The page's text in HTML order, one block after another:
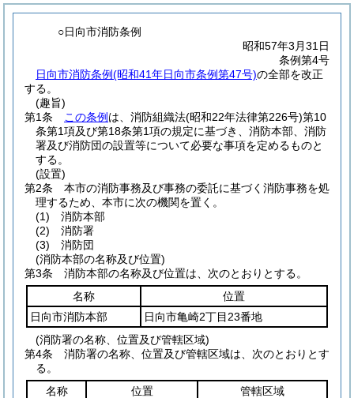
○日向市消防条例
昭和57年3月31日
条例第4号
日向市消防条例(昭和41年日向市条例第47号)の全部を改正
する。
(趣旨)
第1条
この条例 は、消防組織法(昭和22年法律第226号)第10
条第1項及び第18条第1項の規定に基づき、消防本部、消防
署及び消防団の設置等について必要な事項を定めるものと
する。
(設置)
第2条
本市の消防事務及び事務の委託に基づく消防事務を処
理するため、本市に次の機関を置く。
(1)
消防本部
(2)
消防署
(3)
消防団
(消防本部の名称及び位置)
第3条
消防本部の名称及び位置は、次のとおりとする。
名称
位置
日向市消防本部
日向市亀崎2丁目23番地
(消防署の名称、位置及び管轄区域)
第4条
消防署の名称、位置及び管轄区域は、次のとおりとす
る。
名称
位置
管轄区域